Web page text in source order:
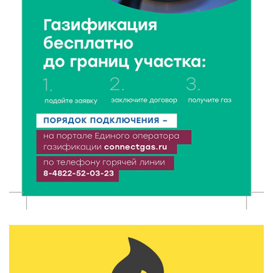
Более 40 миллионов на металлургию получил бизнес
8 Авг 2026 11:37 264
От теории до практики: в детских лагерях Тверской
области проходят «Дни безопасности»
8 Авг 2026 10:37 205
Арбуз без риска: на что обратить внимание при
покупке — советы Роскачества
8 Авг 2026 10:21 153
Виталий Королев рассказал о доступном спорте
«Эстафету чемпионов» провели на площади